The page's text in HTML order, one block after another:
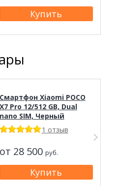
Смартфон Xiaomi POCO
X7 Pro 12/512 GB, Dual
nano SIM, Черный
1 отзыв
от 28 500 руб.